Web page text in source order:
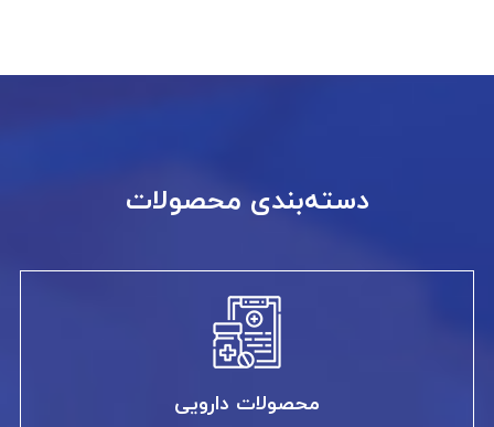
دسته‌بندی محصولات
محصولات دارویی